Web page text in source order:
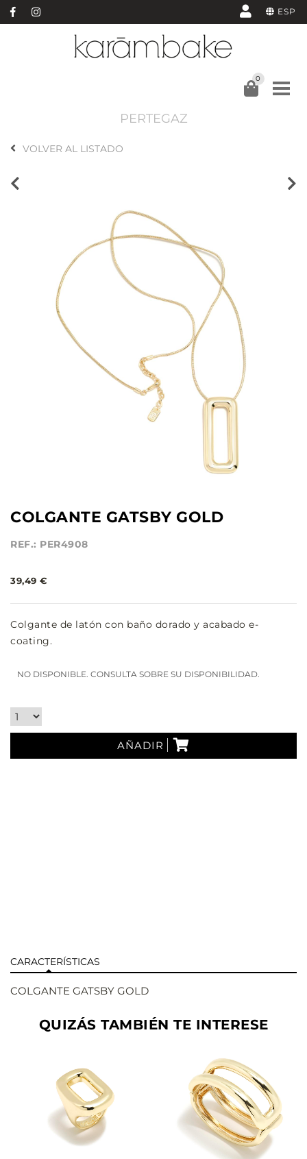
ESP
0
PERTEGAZ
VOLVER AL LISTADO
COLGANTE GATSBY GOLD
REF.: PER4908
39,49 €
Colgante de latón con baño dorado y acabado e-
coating.
NO DISPONIBLE. CONSULTA SOBRE SU DISPONIBILIDAD.
AÑADIR
CARACTERÍSTICAS
COLGANTE GATSBY GOLD
QUIZÁS TAMBIÉN TE INTERESE
VER AÑADIR VER AÑADIR